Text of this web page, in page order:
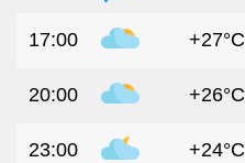
17:00 +27°C
20:00 +26°C
23:00 +24°C